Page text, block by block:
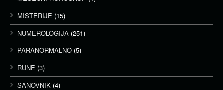
MISTERIJE (15)
NUMEROLOGIJA (251)
PARANORMALNO (5)
RUNE (3)
SANOVNIK (4)